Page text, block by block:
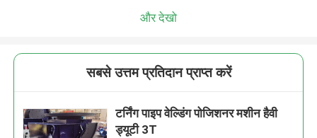
और देखो
सबसे उत्तम प्रतिदान प्राप्त करें
टर्निंग पाइप वेल्डिंग पोजिशनर मशीन हैवी
ड्यूटी 3T